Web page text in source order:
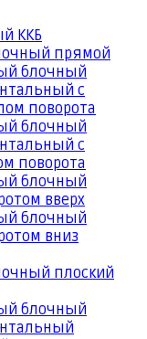
ККБ
прямой
блочный
с
поворота
блочный
с
поворота
блочный
вверх
блочный
вниз
плоский
блочный